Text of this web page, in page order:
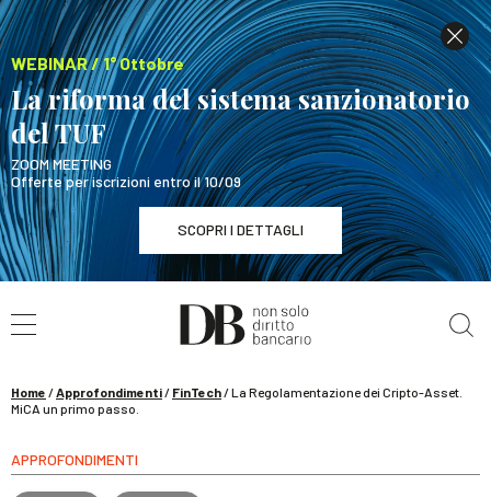
WEBINAR / 1° Ottobre
La riforma del sistema sanzionatorio
del TUF
ZOOM MEETING
Offerte per iscrizioni entro il 10/09
SCOPRI I DETTAGLI
WEBINAR / 1° Ottobre
La riforma del sistema sanzionatorio del TUF
Home /Approfondimenti/ FinTech/La Regolamentazione dei Cripto-Asset.
MiCA un primo passo.
APPROFONDIMENTI